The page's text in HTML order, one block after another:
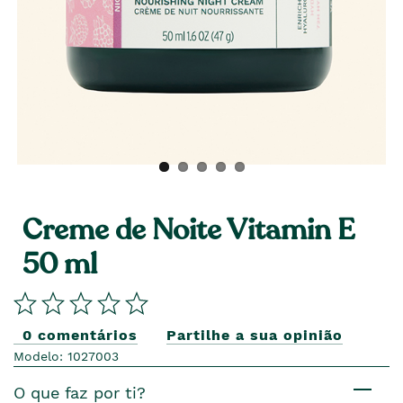
Creme de Noite Vitamin E
50 ml
0 comentários Partilhe a sua opinião
Modelo: 1027003
O que faz por ti?